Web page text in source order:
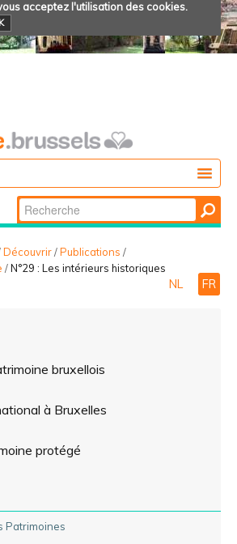
acceptez l'utilisation des cookies.
Chercher par
Recherche
avancée…
Découvrir/Publications /
/N°29 : Les intérieurs historiques
NL FR
bruxellois
à Bruxelles
protégé
Patrimoines